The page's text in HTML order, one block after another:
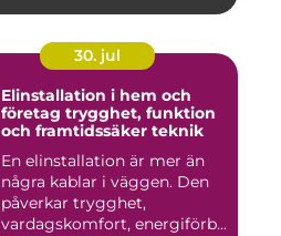
30. jul
Elinstallation i hem och
företag trygghet, funktion
och framtidssäker teknik
En elinstallation är mer än
några kablar i väggen. Den
påverkar trygghet,
vardagskomfort, energiförb...